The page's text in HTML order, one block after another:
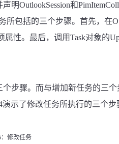
声明OutlookSession和
所包括的三个步骤。首先，在
属性。最后，调用Task对象的
步骤。而与增加新任务的三
演示了修改任务所执行的三个步
：修改任务